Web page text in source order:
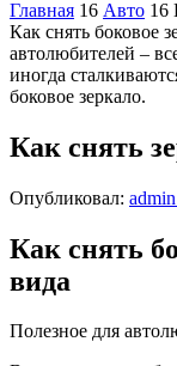
Главная 16 Авто 16
Как снять боковое
автолюбителей –
иногда
боковое зеркало.
Как снять
Опубликовал: admin
Как снять
вида
Полезное для